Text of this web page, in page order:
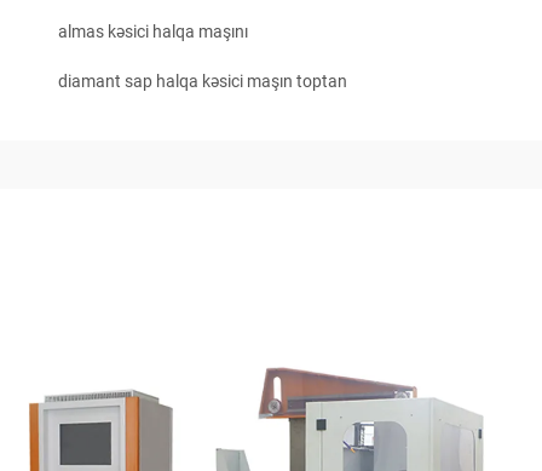
almas kəsici halqa maşını
diamant sap halqa kəsici maşın toptan